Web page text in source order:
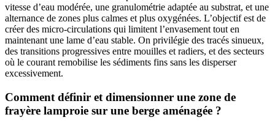
vitesse d’eau modérée, une granulométrie adaptée au substrat, et une
alternance de zones plus calmes et plus oxygénées. L’objectif est de
créer des micro-circulations qui limitent l’envasement tout en
maintenant une lame d’eau stable. On privilégie des tracés sinueux,
des transitions progressives entre mouilles et radiers, et des secteurs
où le courant remobilise les sédiments fins sans les disperser
excessivement.
Comment définir et dimensionner une zone de
frayère lamproie sur une berge aménagée ?